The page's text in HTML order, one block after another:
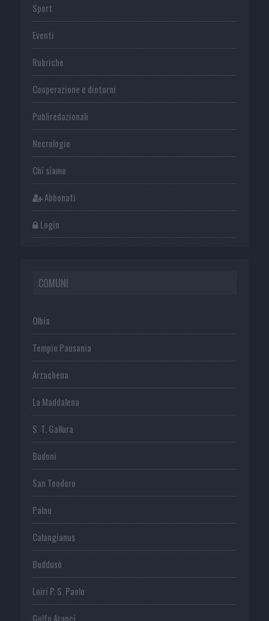
Sport
Eventi
Rubriche
Cooperazione e dintorni
Publiredazionali
Necrologie
Chi siamo
Abbonati
Login
COMUNI
Olbia
Tempio Pausania
Arzachena
La Maddalena
S. T. Gallura
Budoni
San Teodoro
Palau
Calangianus
Buddusò
Loiri P. S. Paolo
Golfo Aranci